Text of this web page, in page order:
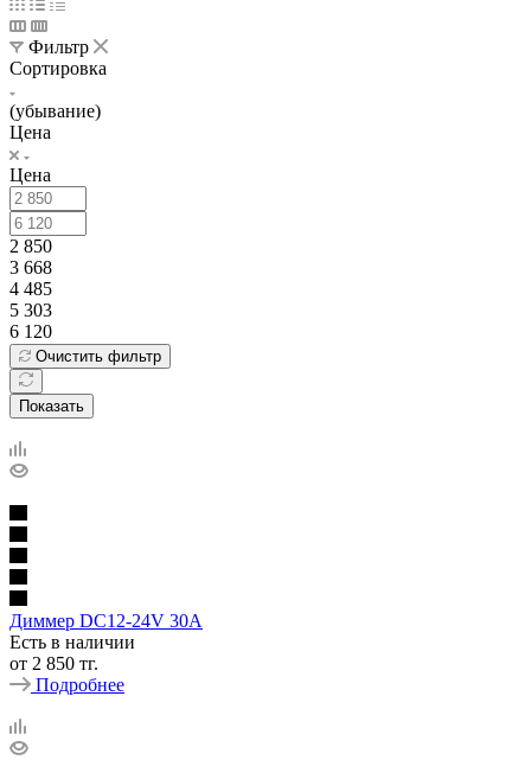
Фильтр
Сортировка
(убывание)
Цена
Цена
2 850
3 668
4 485
5 303
6 120
Очистить фильтр
Показать
Диммер DC12-24V 30A
Есть в наличии
от 2 850 тг.
Подробнее